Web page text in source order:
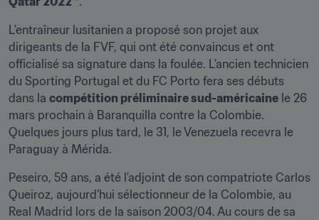
L'entraîneur lusitanien a proposé son projet aux
dirigeants de la FVF, qui ont été convaincus et ont
officialisé sa signature dans la foulée. L'ancien technicien
du Sporting Portugal et du FC Porto fera ses débuts
dans la compétition préliminaire sud-américaine le 26
mars prochain à Baranquilla contre la Colombie.
Quelques jours plus tard, le 31, le Venezuela recevra le
Paraguay à Mérida.
Peseiro, 59 ans, a été l'adjoint de son compatriote Carlos
Queiroz, aujourd'hui sélectionneur de la Colombie, au
Real Madrid lors de la saison 2003/04. Au cours de sa